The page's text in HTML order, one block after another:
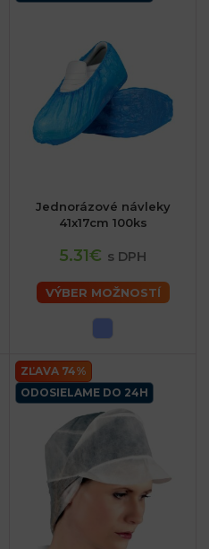
Jednorázové návleky
41x17cm 100ks
5.31€ s DPH
VÝBER MOŽNOSTÍ
ZĽAVA 74%
ODOSIELAME DO 24H